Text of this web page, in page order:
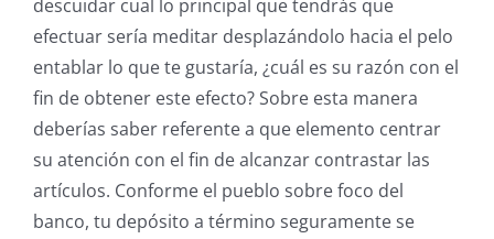
descuidar cual lo principal que tendrás que
efectuar serí­a meditar desplazándolo hacia el pelo
entablar lo que te gustaría, ¿cuál es su razón con el
fin de obtener este efecto? Sobre esta manera
deberías saber referente a que elemento centrar
su atención con el fin de alcanzar contrastar las
artículos. Conforme el pueblo sobre foco del
banco, tu depósito a término seguramente se